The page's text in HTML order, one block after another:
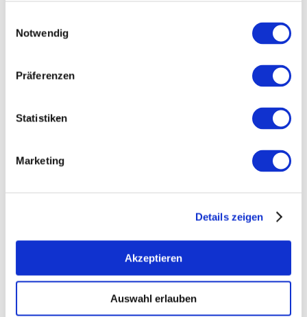
Notwendig
Präferenzen
Statistiken
Marketing
Details zeigen
Akzeptieren
Auswahl erlauben
WEITERE TERMINE
VERANSTALTUNGSORT
WEITERE INFOS & DOWNLOADS
Weitere Veranstaltungen in der Nähe